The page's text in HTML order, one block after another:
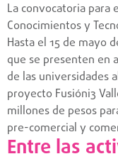
La convocatoria para
Conocimientos y
Hasta el 15 de mayo
que se presenten en
de las universidades
proyecto Fusióni3
millones de pesos
pre-comercial y
Entre las